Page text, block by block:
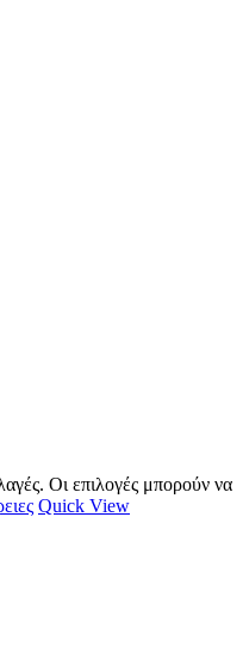
Οι επιλογές μπορούν να
Quick View